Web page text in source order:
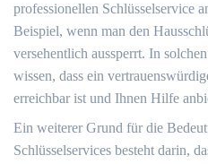
professionellen Schlüsselservice
Beispiel, wenn man den
versehentlich aussperrt.​ In
wissen, dass ein
erreichbar ist und Ihnen Hilfe
Ein weiterer Grund für die
Schlüsselservices besteht darin,